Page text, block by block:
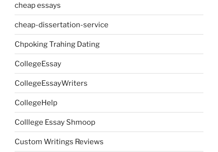
cheap essays
cheap-dissertation-service
Chpoking Trahing Dating
CollegeEssay
CollegeEssayWriters
CollegeHelp
Colllege Essay Shmoop
Custom Writings Reviews